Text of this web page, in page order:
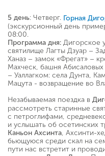
5 день: Четверг. Горная
(экскурсионный день
08:00.
Программа дня: Дигорское
святилище Лагты Дзуар –
Ханаз – замок «Фрегат» –
Махческ, башня
– Уаллагком: села Дунта,
Мацута - возвращение во
Незабываемая поездка в
рассмотреть старинные
с петроглифами,
и услышать об осетинских
Каньон Ахсинта, Ахсинти-
бьющуюся среди скал на
пути нас встретит и